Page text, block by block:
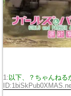
1: 以下、？ちゃんねる